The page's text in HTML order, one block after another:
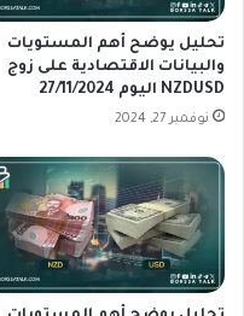
و
ا
ر
د
ا
م
ي
و
ا
ل
ب
ي
ن
تحليل يوضح أهم المستويات
والبيانات الاقتصادية على زوج
NZDUSD اليوم 27/11/2024
نوفمبر 27, 2024